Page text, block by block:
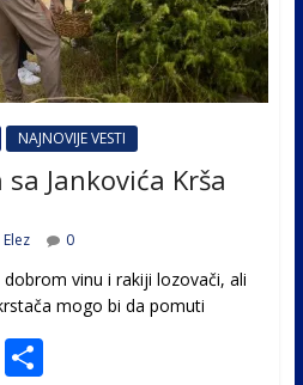
NAJNOVIJE VESTI
Jankovića Krša
0
vinu i rakiji lozovači, ali
mogo bi da pomuti
S